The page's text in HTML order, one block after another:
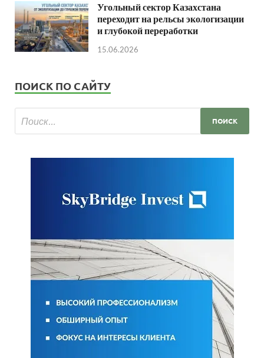
Угольный сектор Казахстана
переходит на рельсы экологизации
и глубокой переработки
15.06.2026
ПОИСК ПО САЙТУ